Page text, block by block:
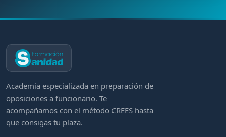
Academia especializada en preparación de
oposiciones a funcionario. Te
acompañamos con el método CREES hasta
que consigas tu plaza.